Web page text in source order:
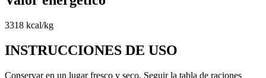
3318 kcal/kg
INSTRUCCIONES DE USO
Conservar en un lugar fresco y seco. Seguir la tabla de raciones